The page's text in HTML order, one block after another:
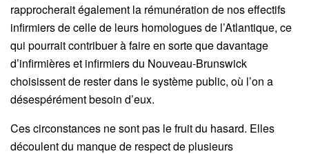
rapprocherait également la rémunération de nos effectifs
infirmiers de celle de leurs homologues de l’Atlantique, ce
qui pourrait contribuer à faire en sorte que davantage
d’infirmières et infirmiers du Nouveau-Brunswick
choisissent de rester dans le système public, où l’on a
désespérément besoin d’eux.
Ces circonstances ne sont pas le fruit du hasard. Elles
découlent du manque de respect de plusieurs